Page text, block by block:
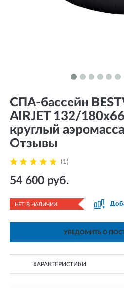
СПА-бассейн
AIRJET 132/
круглый
Отзывы
(1)
54 600 руб.
НЕТ В НАЛИЧИИ
УВЕДОМИТЬ О
ХАРАКТЕРИСТИКИ